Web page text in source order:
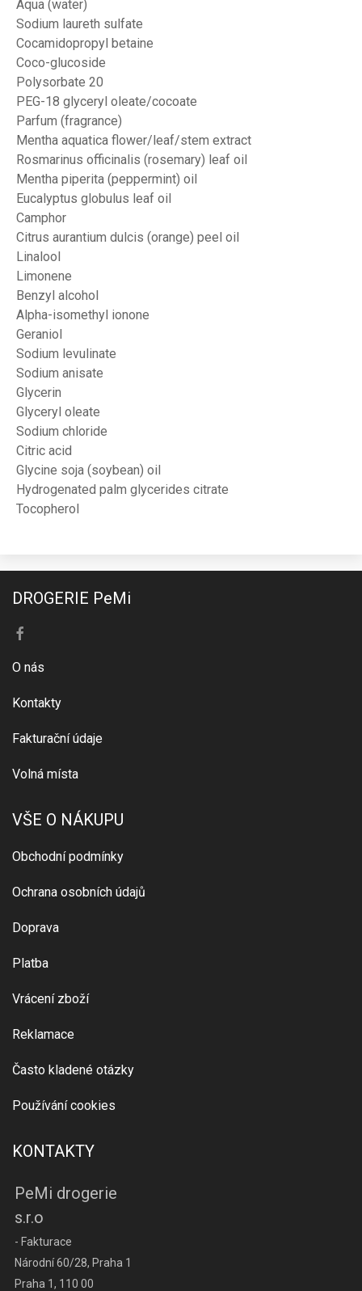
Aqua (water)
Sodium laureth sulfate
Cocamidopropyl betaine
Coco-glucoside
Polysorbate 20
PEG-18 glyceryl oleate/cocoate
Parfum (fragrance)
Mentha aquatica flower/leaf/stem extract
Rosmarinus officinalis (rosemary) leaf oil
Mentha piperita (peppermint) oil
Eucalyptus globulus leaf oil
Camphor
Citrus aurantium dulcis (orange) peel oil
Linalool
Limonene
Benzyl alcohol
Alpha-isomethyl ionone
Geraniol
Sodium levulinate
Sodium anisate
Glycerin
Glyceryl oleate
Sodium chloride
Citric acid
Glycine soja (soybean) oil
Hydrogenated palm glycerides citrate
Tocopherol
DROGERIE PeMi
O nás
Kontakty
Fakturační údaje
Volná místa
VŠE O NÁKUPU
Obchodní podmínky
Ochrana osobních údajů
Doprava
Platba
Vrácení zboží
Reklamace
Často kladené otázky
Používání cookies
KONTAKTY
PeMi drogerie
s.r.o
- Fakturace
Národní 60/28, Praha 1
Praha 1, 110 00